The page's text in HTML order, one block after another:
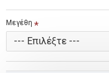
Μεγέθη